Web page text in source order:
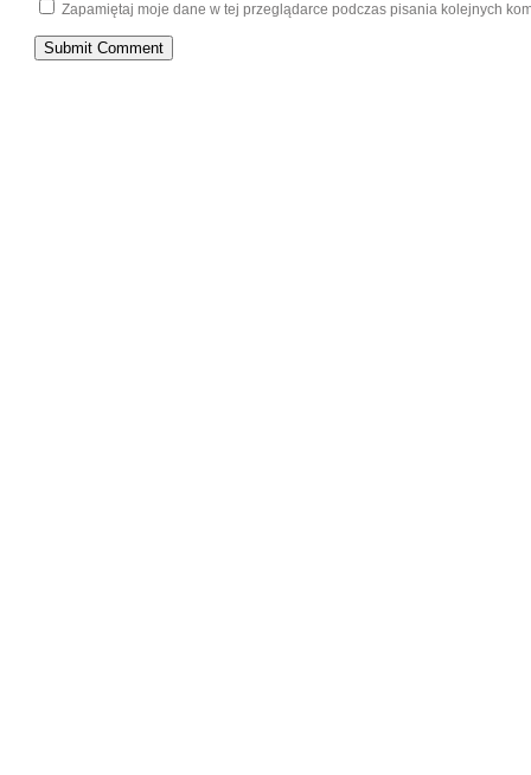
Zapamiętaj moje dane w tej przeglądarce podczas pisania kolejnych